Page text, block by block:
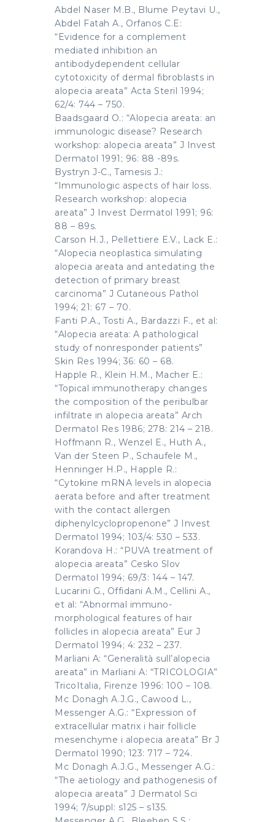
Abdel Naser M.B., Blume Peytavi U.,
Abdel Fatah A., Orfanos C.E:
“Evidence for a complement
mediated inhibition an
antibodydependent cellular
cytotoxicity of dermal fibroblasts in
alopecia areata” Acta Steril 1994;
62/4: 744 – 750.
Baadsgaard O.: “Alopecia areata: an
immunologic disease? Research
workshop: alopecia areata” J Invest
Dermatol 1991; 96: 88 -89s.
Bystryn J-C., Tamesis J.:
“Immunologic aspects of hair loss.
Research workshop: alopecia
areata” J Invest Dermatol 1991; 96:
88 – 89s.
Carson H.J., Pellettiere E.V., Lack E.:
“Alopecia neoplastica simulating
alopecia areata and antedating the
detection of primary breast
carcinoma” J Cutaneous Pathol
1994; 21: 67 – 70.
Fanti P.A., Tosti A., Bardazzi F., et al:
“Alopecia areata: A pathological
study of nonresponder patients”
Skin Res 1994; 36: 60 – 68.
Happle R., Klein H.M., Macher E.:
“Topical immunotherapy changes
the composition of the peribulbar
infiltrate in alopecia areata” Arch
Dermatol Res 1986; 278: 214 – 218.
Hoffmann R., Wenzel E., Huth A.,
Van der Steen P., Schaufele M.,
Henninger H.P., Happle R.:
“Cytokine mRNA levels in alopecia
aerata before and after treatment
with the contact allergen
diphenylcyclopropenone” J Invest
Dermatol 1994; 103/4: 530 – 533.
Korandova H.: “PUVA treatment of
alopecia areata” Cesko Slov
Dermatol 1994; 69/3: 144 – 147.
Lucarini G., Offidani A.M., Cellini A.,
et al: “Abnormal immuno-
morphological features of hair
follicles in alopecia areata” Eur J
Dermatol 1994; 4: 232 – 237.
Marliani A: “Generalità sull’alopecia
areata” in Marliani A: “TRICOLOGIA”
TricoItalia, Firenze 1996: 100 – 108.
Mc Donagh A.J.G., Cawood L.,
Messenger A.G.: “Expression of
extracellular matrix i hair follicle
mesenchyme i alopecia areata” Br J
Dermatol 1990; 123: 717 – 724.
Mc Donagh A.J.G., Messenger A.G.:
“The aetiology and pathogenesis of
alopecia areata” J Dermatol Sci
1994; 7/suppl: s125 – s135.